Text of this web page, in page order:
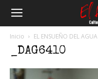
Anartista
Inicio EL ENSUEÑO DEL AGUA
_DAG6410